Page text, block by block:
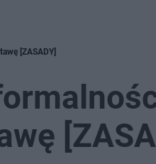
[ZASADY]